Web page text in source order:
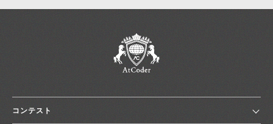
コンテスト